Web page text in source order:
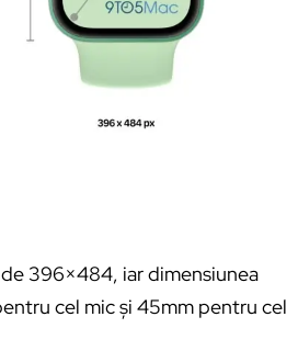
396×484, iar dimensiunea
cel mic și 45mm pentru cel